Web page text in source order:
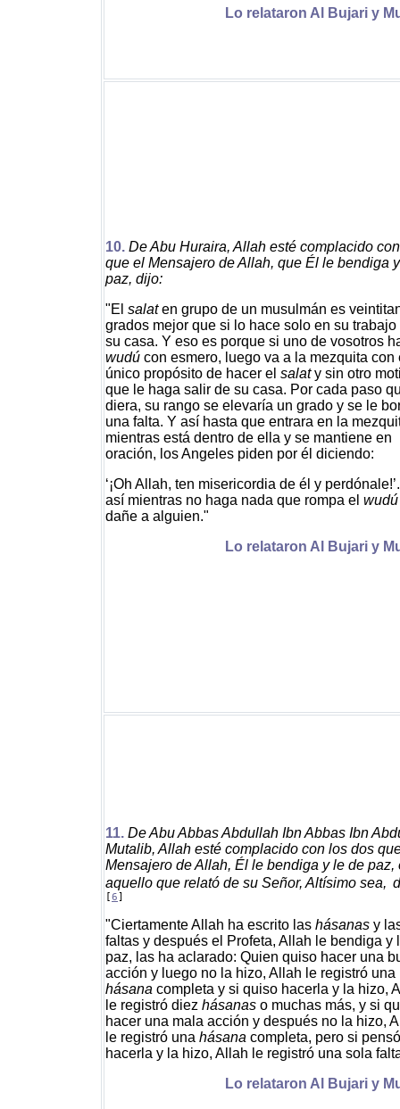
Lo relataron Al Bujari y
10. De Abu Huraira, Allah esté complacido
que el Mensajero de Allah, que Él le bendiga
paz, dijo:
"El salaten grupo de un musulmán es
grados mejor que si lo hace solo en su trabajo
su casa. Y eso es porque si uno de vosotros
wudú con esmero, luego va a la mezquita con
único propósito de hacer el salaty sin otro
que le haga salir de su casa. Por cada paso
diera, su rango se elevaría un grado y se le
una falta. Y así hasta que entrara en la
mientras está dentro de ella y se mantiene en
oración, los Angeles piden por él diciendo:
‘¡Oh Allah, ten misericordia de él y
así mientras no haga nada que rompa el wudú
dañe a alguien."
Lo relataron Al Bujari y
11. De Abu Abbas Abdullah Ibn Abbas Ibn
Mutalib, Allah esté complacido con los dos
Mensajero de Allah, Él le bendiga y le de paz,
aquello que relató de su Señor, Altísimo sea,
6
"Ciertamente Allah ha escrito las hásanas y
faltas y después el Profeta, Allah le bendiga y
paz, las ha aclarado: Quien quiso hacer una
acción y luego no la hizo, Allah le registró una
hásana completa y si quiso hacerla y la hizo,
le registró diez hásanas o muchas más, y si
hacer una mala acción y después no la hizo,
le registró una hásana completa, pero si pensó
hacerla y la hizo, Allah le registró una sola
Lo relataron Al Bujari y